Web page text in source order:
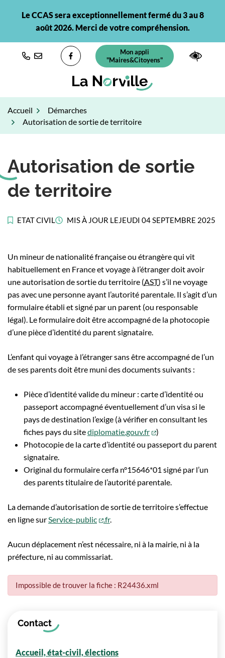
Le CCAS sera exceptionnellement fermé du 3 au 8
août 2026. Merci de votre compréhension.
Lien vers le compte Facebook
Mon appli
"Maires&Citoyens"(ouverture dans un nouvel
Accueil
Démarches
Autorisation de sortie de territoire
Autorisation de sortie
de territoire
ETAT CIVIL MIS À JOUR LEJEUDI 04 SEPTEMBRE 2025
Un mineur de nationalité française ou étrangère qui vit
habituellement en France et voyage à l’étranger doit avoir
une autorisation de sortie du territoire (AST) s’il ne voyage
pas avec une personne ayant l’autorité parentale. Il s’agit d’un
formulaire établi et signé par un parent (ou responsable
légal). Le formulaire doit être accompagné de la photocopie
d’une pièce d’identité du parent signataire.
L’enfant qui voyage à l’étranger sans être accompagné de l’un
de ses parents doit être muni des documents suivants :
Pièce d’identité valide du mineur : carte d’identité ou
passeport accompagné éventuellement d’un visa si le
pays de destination l’exige (à vérifier en consultant les
fiches pays du sitediplomatie.gouv.fr (ouverture dans un
)
Photocopie de la carte d’identité ou passeport du parent
signataire.
Original du formulaire cerfa n°15646*01 signé par l’un
des parents titulaire de l’autorité parentale.
La demande d’autorisation de sortie de territoire s’effectue
en ligne surService-public (ouverture dans un nouvel onglet)
.fr.
Aucun déplacement n’est nécessaire, ni à la mairie, ni à la
préfecture, ni au commissariat.
Impossible de trouver la fiche : R24436.xml
Informations complémentaires
Contact
Accueil, état-civil, élections